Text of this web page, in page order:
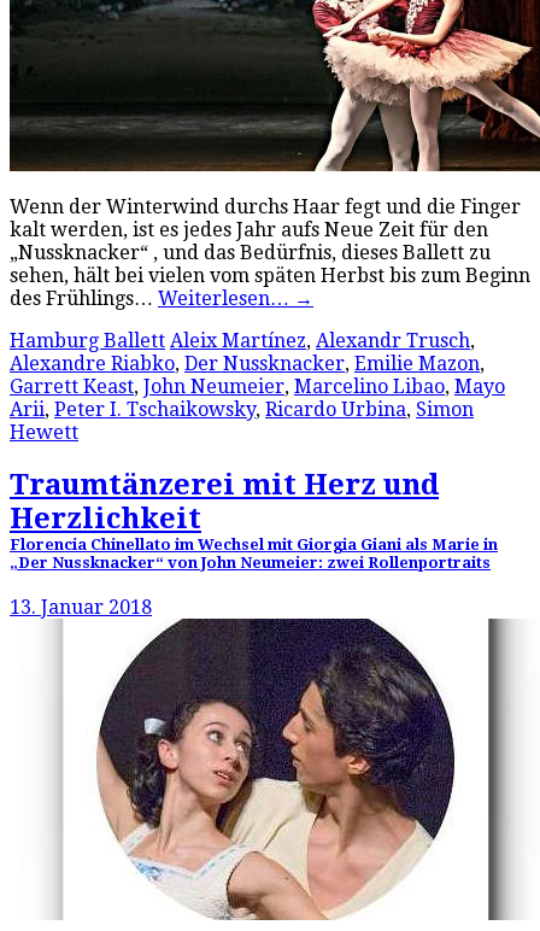
Wenn der Winterwind durchs Haar fegt und die Finger
kalt werden, ist es jedes Jahr aufs Neue Zeit für den
„Nussknacker“ , und das Bedürfnis, dieses Ballett zu
sehen, hält bei vielen vom späten Herbst bis zum Beginn
des Frühlings… Weiterlesen… →
Hamburg Ballett Aleix Martínez, Alexandr Trusch,
Alexandre Riabko, Der Nussknacker, Emilie Mazon,
Garrett Keast, John Neumeier, Marcelino Libao, Mayo
Arii, Peter I. Tschaikowsky, Ricardo Urbina, Simon
Hewett
Traumtänzerei mit Herz und
Herzlichkeit
Florencia Chinellato im Wechsel mit Giorgia Giani als Marie in
„Der Nussknacker“ von John Neumeier: zwei Rollenportraits
13. Januar 2018